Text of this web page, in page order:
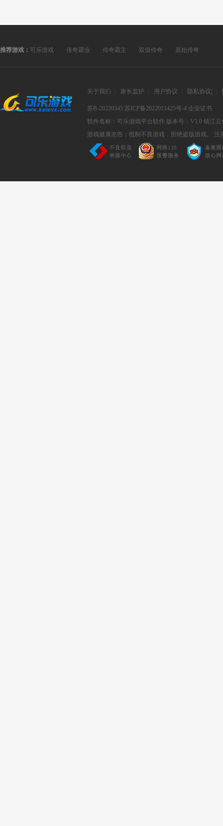
推荐游戏： 可乐游戏 传奇霸业 传奇霸主 双倍传奇 原始传奇
关于我们 家长监护 用户协议 隐私协议|
苏B-20220345 苏ICP备2022011425号-4 企业证书
软件名称：可乐游戏平台软件 版本号：V1.0 镇江云
游戏健康忠告：抵制不良游戏，拒绝盗版游戏。